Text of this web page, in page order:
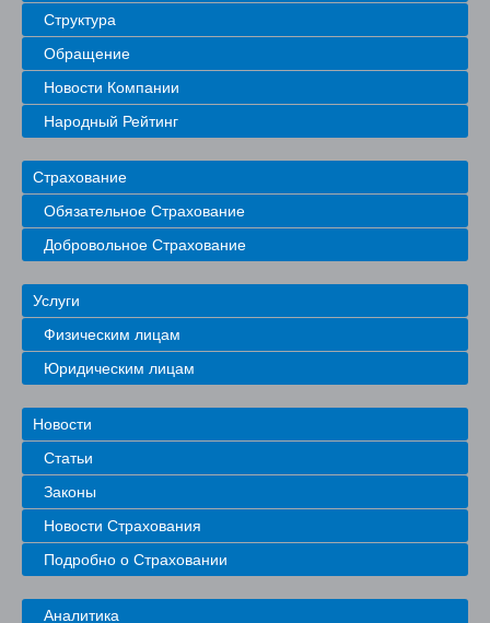
Структура
Обращение
Новости Компании
Народный Рейтинг
Страхование
Обязательное Страхование
Добровольное Страхование
Услуги
Физическим лицам
Юридическим лицам
Новости
Статьи
Законы
Новости Страхования
Подробно о Страховании
Аналитика